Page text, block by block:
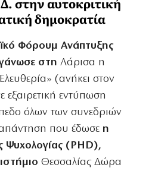
δημοκρατία
Φόρουμ Ανάπτυξης
στη Λάρισα η
(ανήκει στον
εντύπωση
όλων των συνεδριών
που έδωσε η
Ψυχολογίας (PHD),
Θεσσαλίας Δώρα